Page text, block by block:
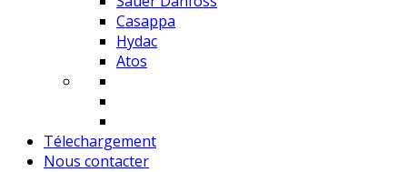
Casappa
Hydac
Atos
Télechargement
Nous contacter